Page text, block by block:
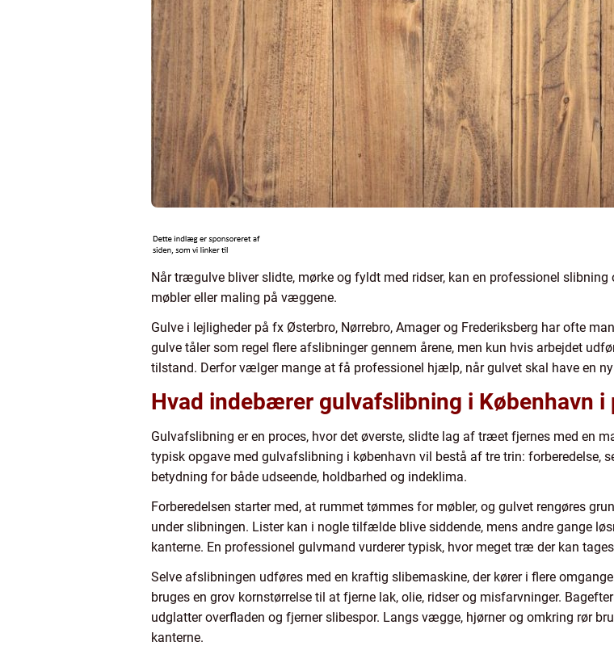
Når trægulve bliver slidte, mørke og fyldt med ridser, kan en professionel
møbler eller maling på væggene.
Gulve i lejligheder på fx Østerbro, Nørrebro, Amager og Frederiksberg har ofte
gulve tåler som regel flere afslibninger gennem årene, men kun hvis arbejdet
tilstand. Derfor vælger mange at få professionel hjælp, når gulvet skal have en
Hvad indebærer gulvafslibning i København i
Gulvafslibning er en proces, hvor det øverste, slidte lag af træet fjernes med en
typisk opgave med gulvafslibning i københavn vil bestå af tre trin: forberedelse,
betydning for både udseende, holdbarhed og indeklima.
Forberedelsen starter med, at rummet tømmes for møbler, og gulvet rengøres
under slibningen. Lister kan i nogle tilfælde blive siddende, mens andre gange
kanterne. En professionel gulvmand vurderer typisk, hvor meget træ der kan
Selve afslibningen udføres med en kraftig slibemaskine, der kører i flere
bruges en grov kornstørrelse til at fjerne lak, olie, ridser og misfarvninger.
udglatter overfladen og fjerner slibespor. Langs vægge, hjørner og omkring rør
kanterne.